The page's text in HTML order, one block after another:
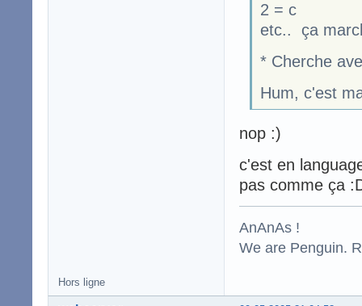
2 = c
etc.. ça
* Cherche
Hum, c'est
nop :)
c'est en
pas comme ça
AnAnAs !
We are Penguin.
Hors ligne